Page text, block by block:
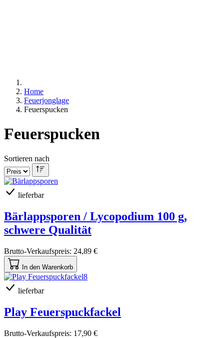
Home
Feuerjonglage
Feuerspucken
Feuerspucken
Sortieren nach
lieferbar
Bärlappsporen / Lycopodium 100 g,
schwere Qualität
Brutto-Verkaufspreis: 24,89 €
In den Warenkorb
lieferbar
Play Feuerspuckfackel
Brutto-Verkaufspreis: 17,90 €